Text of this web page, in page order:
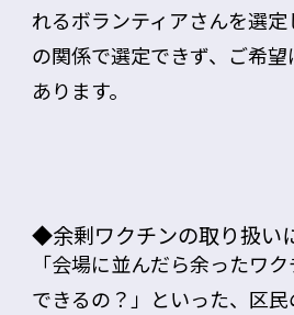
れるボランティアさんを選
の関係で選定できず、ご希
あります。
◆余剰ワクチンの取り扱い
「会場に並んだら余ったワ
できるの？」といった、区